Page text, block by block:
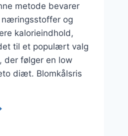
metode bevarer
næringsstoffer og
kalorieindhold,
til et populært valg
der følger en low
diæt. Blomkålsris